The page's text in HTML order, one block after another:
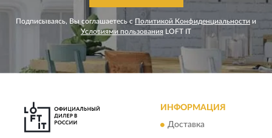
Подписываясь, Вы соглашаетесь с Политикой Конфиденциальности и
Условиями пользования LOFT IT
ИНФОРМАЦИЯ
Доставка